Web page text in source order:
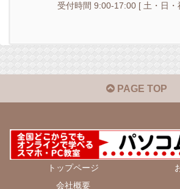
受付時間 9:00-17:00 [ 土・日・
PAGE TOP
トップページ
会社概要